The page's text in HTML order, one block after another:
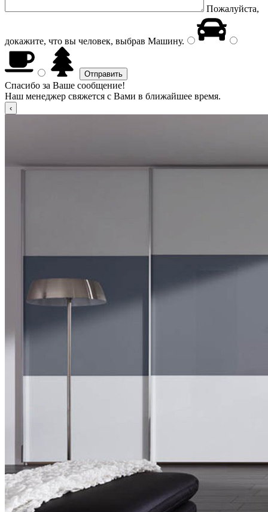
Пожалуйста,
докажите, что вы человек, выбрав Машину.
Спасибо за Ваше сообщение!
Наш менеджер свяжется с Вами в ближайшее время.